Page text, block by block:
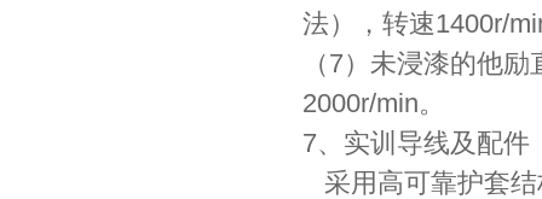
法），转速1400r/
（7）未浸漆的他
2000r/min。
7、实训导线及配件
采用高可靠护套